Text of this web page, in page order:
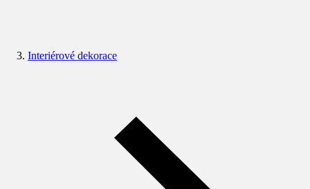
Interiérové dekorace